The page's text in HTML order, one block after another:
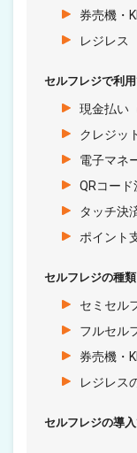
券売機・
レジレス
セルフレジで利
現金払い
クレジッ
電子マネ
QRコー
タッチ決
ポイント
セルフレジの種
セミセル
フルセル
券売機・
レジレス
セルフレジの導